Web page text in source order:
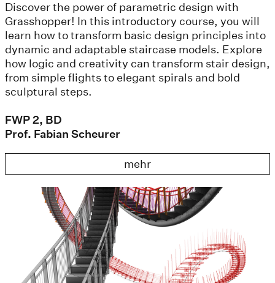
Discover the power of parametric design with
Grasshopper! In this introductory course, you will
learn how to transform basic design principles into
dynamic and adaptable staircase models. Explore
how logic and creativity can transform stair design,
from simple flights to elegant spirals and bold
sculptural steps.
FWP 2, BD
Prof. Fabian Scheurer
mehr